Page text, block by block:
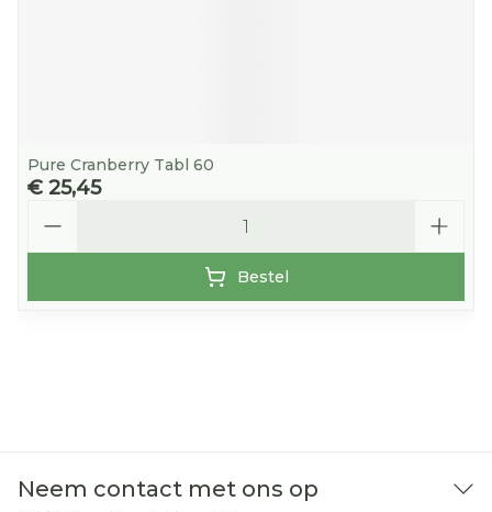
Pure Cranberry Tabl 60
€ 25,45
Bestel
Neem contact met ons op